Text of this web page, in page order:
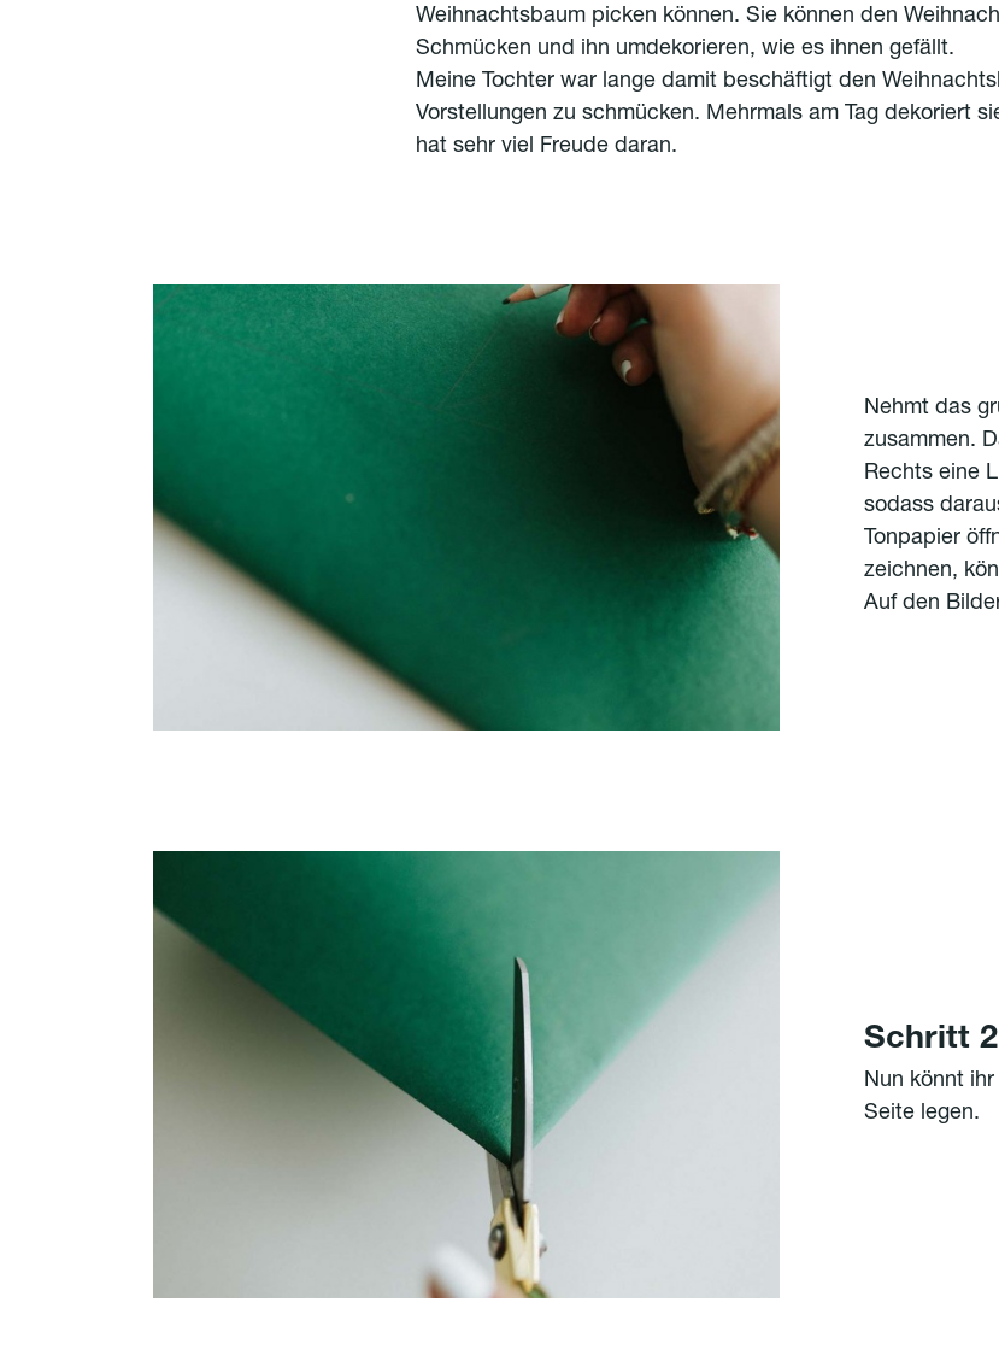
Weihnachtsbaum picken können. Sie können den
Schmücken und ihn umdekorieren, wie es ihnen gefällt.
Meine Tochter war lange damit beschäftigt den
Vorstellungen zu schmücken. Mehrmals am Tag dekoriert
hat sehr viel Freude daran.
Nehmt das
zusammen.
Rechts eine
sodass
Tonpapier
zeichnen,
Auf den
Schritt
Nun könnt
Seite legen.